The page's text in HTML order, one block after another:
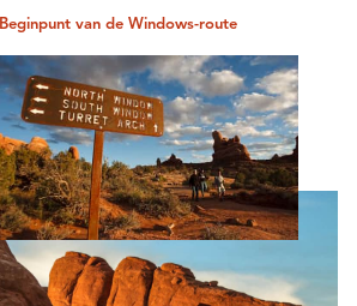
Beginpunt van de Windows-route